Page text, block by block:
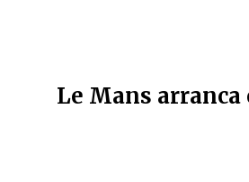
Le Mans arranca